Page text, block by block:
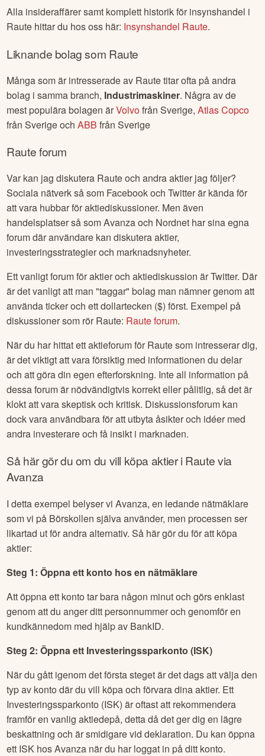
Alla insideraffärer samt komplett historik för insynshandel i
Raute hittar du hos oss här: Insynshandel Raute.
Liknande bolag som Raute
Många som är intresserade av Rautetitar ofta på andra
bolag i samma branch, Industrimaskiner. Några av de
mest populära bolagen ärVolvofrånSverige,Atlas Copco
frånSverigeochABB frånSverige
Rauteforum
Var kan jag diskutera Rauteoch andra aktier jag följer?
Sociala nätverk så som Facebook och Twitter är kända för
att vara hubbar för aktiediskussioner. Men även
handelsplatser så som Avanza och Nordnet har sina egna
forum där användare kan diskutera aktier,
investeringsstrategier och marknadsnyheter.
Ett vanligt forum för aktier och aktiediskussion är Twitter. Där
är det vanligt att man "taggar" bolag man nämner genom att
använda ticker och ett dollartecken ($) först. Exempel på
diskussioner som rör Raute: Rauteforum.
När du har hittat ett aktieforum för Rautesom intresserar dig,
är det viktigt att vara försiktig med informationen du delar
och att göra din egen efterforskning. Inte all information på
dessa forum är nödvändigtvis korrekt eller pålitlig, så det är
klokt att vara skeptisk och kritisk. Diskussionsforum kan
dock vara användbara för att utbyta åsikter och idéer med
andra investerare och få insikt i marknaden.
Så här gör du om du vill köpa aktier iRautevia
Avanza
I detta exempel belyser vi Avanza, en ledande nätmäklare
som vi på Börskollen själva använder, men processen ser
likartad ut för andra alternativ. Så här gör du för att köpa
aktier:
Steg 1: Öppna ett konto hos en nätmäklare
Att öppna ett konto tar bara någon minut och görs enklast
genom att du anger ditt personnummer och genomför en
kundkännedom med hjälp av BankID.
Steg 2: Öppna ett Investeringssparkonto (ISK)
När du gått igenom det första steget är det dags att välja den
typ av konto där du vill köpa och förvara dina aktier. Ett
Investeringssparkonto (ISK) är oftast att rekommendera
framför en vanlig aktiedepå, detta då det ger dig en lägre
beskattning och är smidigare vid deklaration. Du kan öppna
ett ISK hos Avanza när du har loggat in på ditt konto.